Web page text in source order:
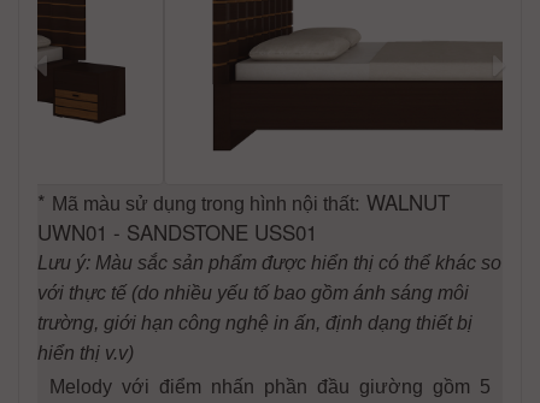
* Mã màu sử dụng trong hình nội thất: WALNUT
UWN01 - SANDSTONE USS01
Lưu ý: Màu sắc sản phẩm được hiển thị có thể khác so
với thực tế (do nhiều yếu tố bao gồm ánh sáng môi
trường, giới hạn công nghệ in ấn, định dạng thiết bị
hiển thị v.v)
Melody với điểm nhấn phần đầu giường gồm 5